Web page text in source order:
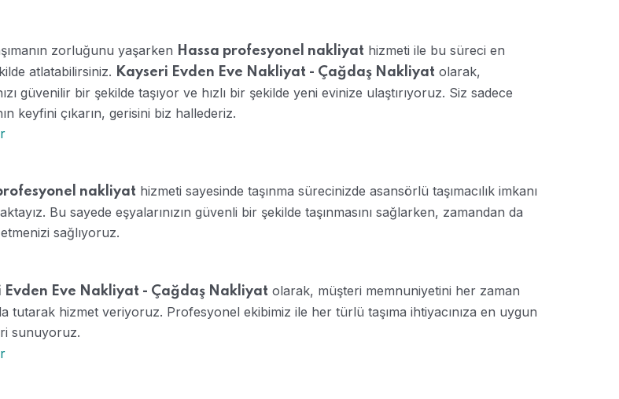
zorluğunu yaşarken Hassa profesyonel nakliyat hizmeti ile bu süreci en
atlatabilirsiniz. Kayseri Evden Eve Nakliyat - Çağdaş Nakliyat olarak,
güvenilir bir şekilde taşıyor ve hızlı bir şekilde yeni evinize ulaştırıyoruz. Siz sadece
keyfini çıkarın, gerisini biz hallederiz.
nakliyat hizmeti sayesinde taşınma sürecinizde asansörlü taşımacılık imkanı
Bu sayede eşyalarınızın güvenli bir şekilde taşınmasını sağlarken, zamandan da
sağlıyoruz.
Evden Eve Nakliyat - Çağdaş Nakliyat olarak, müşteri memnuniyetini her zaman
tutarak hizmet veriyoruz. Profesyonel ekibimiz ile her türlü taşıma ihtiyacınıza en uygun
sunuyoruz.